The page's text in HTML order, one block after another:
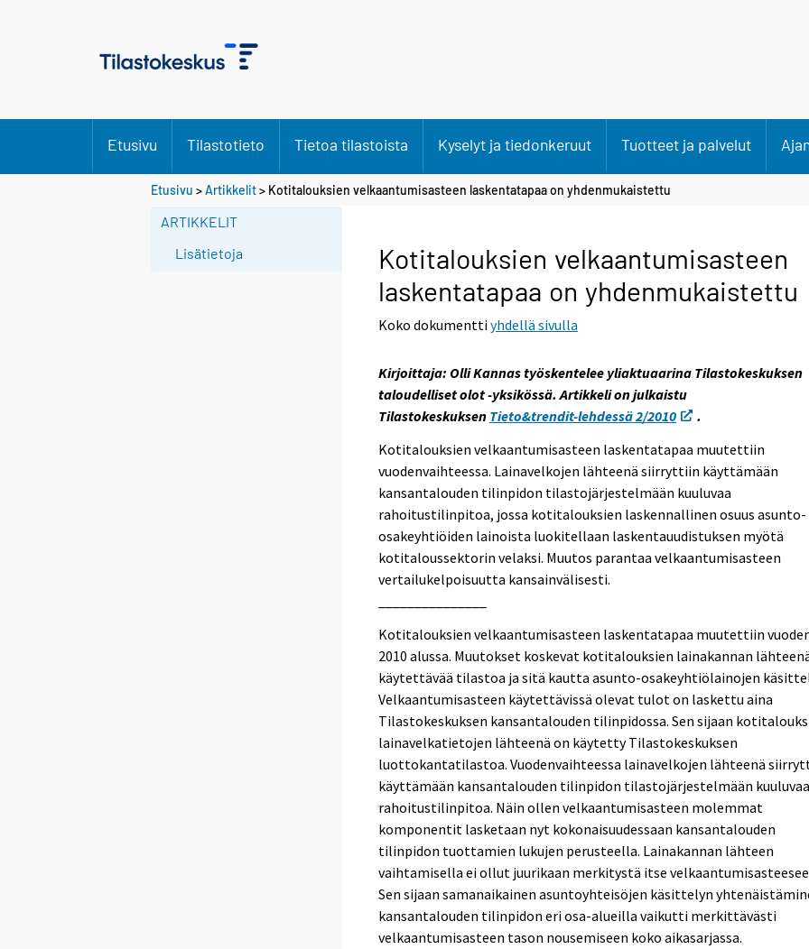
Etusivu Tilastotieto Tietoa tilastoista Kyselyt ja tiedonkeruut Tuotteet ja palvelut
Etusivu >Artikkelit> Kotitalouksien velkaantumisasteen laskentatapaa on yhdenmukaistettu
ARTIKKELIT
Lisätietoja
Kotitalouksien velkaantumisasteen
laskentatapaa on yhdenmukaistettu
Koko dokumenttiyhdellä sivulla
Kirjoittaja: Olli Kannas työskentelee yliaktuaarina Tilastokeskuksen
taloudelliset olot -yksikössä. Artikkeli on julkaistu
Tilastokeskuksen Tieto&trendit-lehdessä 2/2010
S
.
Kotitalouksien velkaantumisasteen laskentatapaa muutettiin
vuodenvaihteessa. Lainavelkojen lähteenä siirryttiin käyttämään
kansantalouden tilinpidon tilastojärjestelmään kuuluvaa
rahoitustilinpitoa, jossa kotitalouksien laskennallinen osuus asunto-
osakeyhtiöiden lainoista luokitellaan laskentauudistuksen myötä
kotitaloussektorin velaksi. Muutos parantaa velkaantumisasteen
vertailukelpoisuutta kansainvälisesti.
Kotitalouksien velkaantumisasteen laskentatapaa muutettiin
2010 alussa. Muutokset koskevat kotitalouksien lainakannan
käytettävää tilastoa ja sitä kautta asunto-osakeyhtiölainojen
Velkaantumisasteen käytettävissä olevat tulot on laskettu aina
Tilastokeskuksen kansantalouden tilinpidossa. Sen sijaan
lainavelkatietojen lähteenä on käytetty Tilastokeskuksen
luottokantatilastoa. Vuodenvaihteessa lainavelkojen lähteenä
käyttämään kansantalouden tilinpidon tilastojärjestelmään kuuluvaa
rahoitustilinpitoa. Näin ollen velkaantumisasteen molemmat
komponentit lasketaan nyt kokonaisuudessaan kansantalouden
tilinpidon tuottamien lukujen perusteella. Lainakannan lähteen
vaihtamisella ei ollut juurikaan merkitystä itse
Sen sijaan samanaikainen asuntoyhteisöjen käsittelyn
kansantalouden tilinpidon eri osa-alueilla vaikutti merkittävästi
velkaantumisasteen tason nousemiseen koko aikasarjassa.